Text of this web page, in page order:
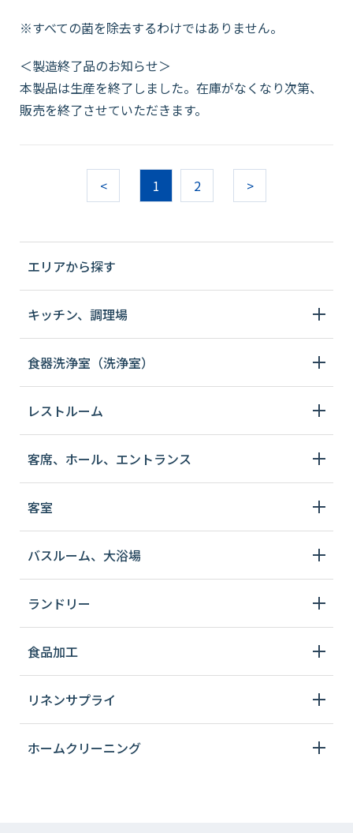
※すべての菌を除去するわけではありません。
＜製造終了品のお知らせ＞
本製品は生産を終了しました。在庫がなくなり次第、
販売を終了させていただきます。
< 1 2 >
エリアから探す
キッチン、調理場
食器洗浄室（洗浄室）
レストルーム
客席、ホール、エントランス
客室
バスルーム、大浴場
ランドリー
食品加工
リネンサプライ
ホームクリーニング